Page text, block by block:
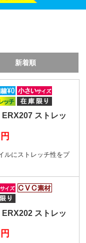
新着順
ストレッ
円
ルにストレッチ性をプ
ストレッ
円